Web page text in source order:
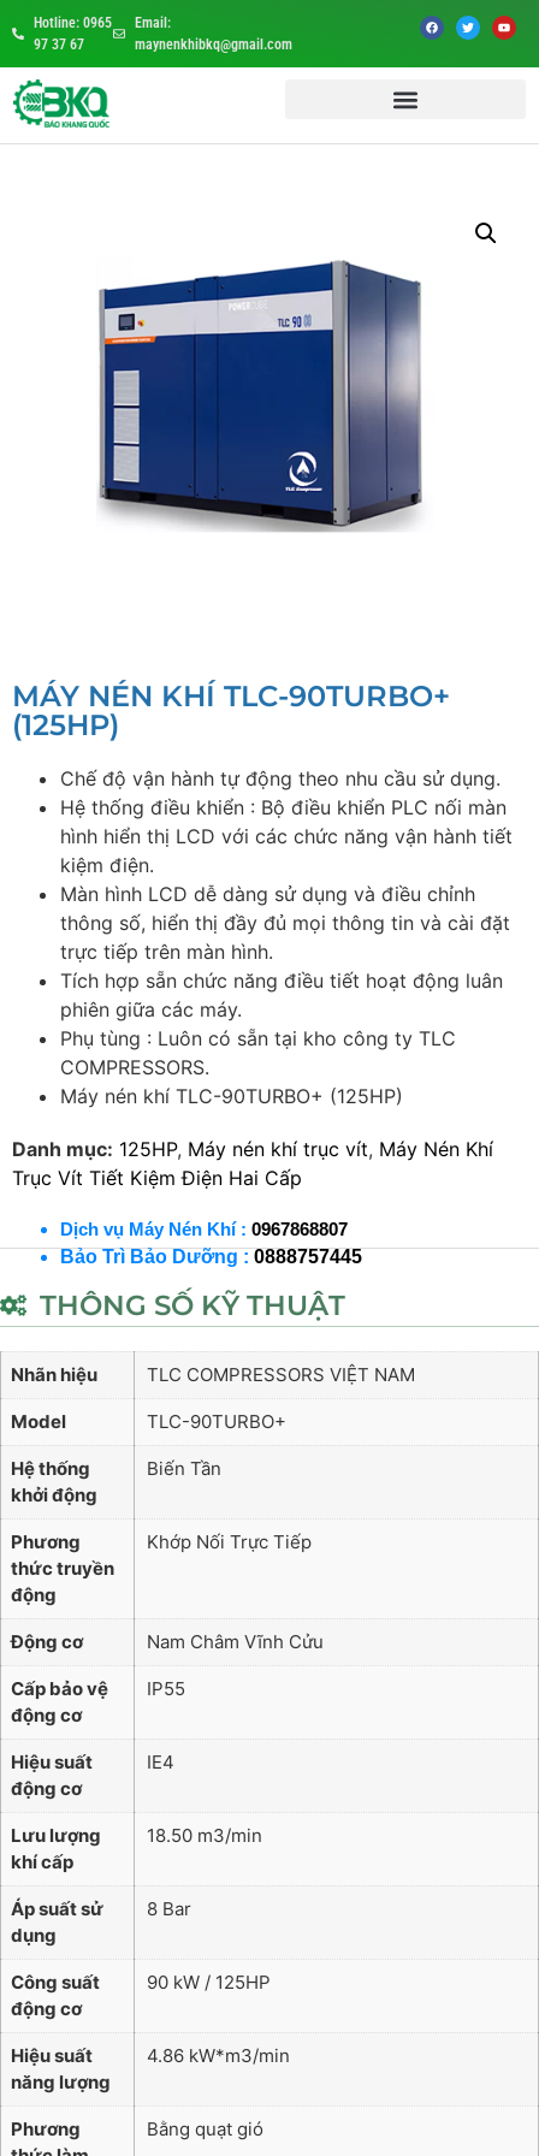
Hotline: 0965
97 37 67
Email:
maynenkhibkq@gmail.com
MÁY NÉN KHÍ TLC-90TURBO+
(125HP)
Chế độ vận hành tự động theo nhu cầu sử dụng.
Hệ thống điều khiển : Bộ điều khiển PLC nối màn
hình hiển thị LCD với các chức năng vận hành tiết
kiệm điện.
Màn hình LCD dễ dàng sử dụng và điều chỉnh
thông số, hiển thị đầy đủ mọi thông tin và cài đặt
trực tiếp trên màn hình.
Tích hợp sẵn chức năng điều tiết hoạt động luân
phiên giữa các máy.
Phụ tùng : Luôn có sẵn tại kho công ty TLC
COMPRESSORS.
Máy nén khí TLC-90TURBO+ (125HP)
Danh mục: 125HP, Máy nén khí trục vít, Máy Nén Khí
Trục Vít Tiết Kiệm Điện Hai Cấp
Dịch vụ Máy Nén Khí : 0967868807
Bảo Trì Bảo Dưỡng : 0888757445
THÔNG SỐ KỸ THUẬT
Nhãn hiệu TLC COMPRESSORS VIỆT NAM
Model TLC-90TURBO+
Hệ thống
khởi động
Biến Tần
Phương
thức truyền
động
Khớp Nối Trực Tiếp
Động cơ Nam Châm Vĩnh Cửu
Cấp bảo vệ
động cơ
IP55
Hiệu suất
động cơ
IE4
Lưu lượng
khí cấp
18.50 m3/min
Áp suất sử
dụng
8 Bar
Công suất
động cơ
90 kW / 125HP
Hiệu suất
năng lượng
4.86 kW*m3/min
Phương
Bằng quạt gió